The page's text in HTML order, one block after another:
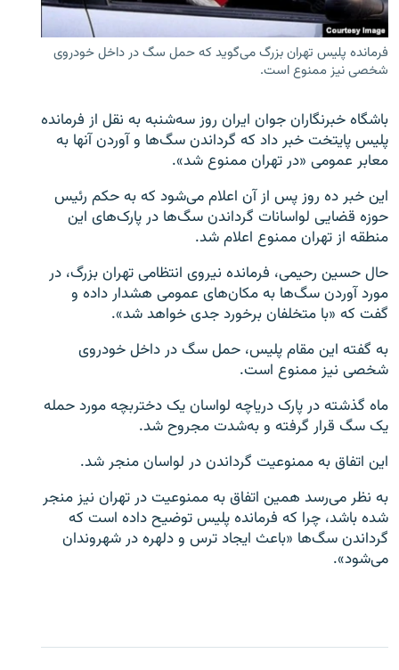
فرمانده پلیس تهران بزرگ می‌گوید که حمل سگ در داخل خودروی
شخصی نیز ممنوع است.
باشگاه خبرنگاران جوان ایران روز سه‌شنبه به نقل از فرمانده
پلیس پایتخت خبر داد که گرداندن سگ‌ها و آوردن آنها به
معابر عمومی «در تهران ممنوع شد».
این خبر ده روز پس از آن اعلام می‌شود که به حکم رئیس
حوزه قضایی لواسانات گرداندن سگ‌ها در پارک‌های این
منطقه از تهران ممنوع اعلام شد.
حال حسین رحیمی، فرمانده نیروی انتظامی تهران بزرگ، در
مورد آوردن سگ‌ها به مکان‌های عمومی هشدار داده و
گفت که «با متخلفان برخورد جدی خواهد شد».
به گفته این مقام پلیس، حمل سگ در داخل خودروی
شخصی نیز ممنوع است.
ماه گذشته در پارک دریاچه لواسان یک دختربچه مورد حمله
یک سگ قرار گرفته و به‌شدت مجروح شد.
این اتفاق به ممنوعیت گرداندن در لواسان منجر شد.
به نظر می‌رسد همین اتفاق به ممنوعیت در تهران نیز منجر
شده باشد، چرا که فرمانده پلیس توضیح داده است که
گرداندن سگ‌ها «باعث ایجاد ترس و دلهره در شهروندان
می‌شود».